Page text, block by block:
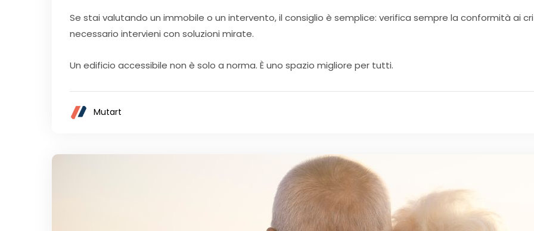
Se stai valutando un immobile o un intervento, il consiglio è semplice: verifica sempre la conformità ai
necessario intervieni con soluzioni mirate.
Un edificio accessibile non è solo a norma. È uno spazio migliore per tutti.
Mutart